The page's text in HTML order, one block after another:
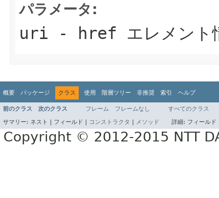
パラメータ:
uri - href エレメント
概要 パッケージ クラス 使用 階層ツリー 非推奨 索引 ヘルプ
前のクラス 次のクラス フレーム フレームなし
すべてのクラス
サマリー: ネスト | フィールド | コンストラクタ メソッド 詳細: フィール
Copyright © 2012-2015 NTT